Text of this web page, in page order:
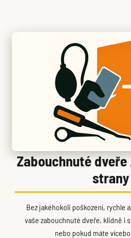
Zabouchnuté
strany
Bez jakéhokoli poškození, rychle
vaše zabouchnuté dveře, klidně i
nebo pokud máte